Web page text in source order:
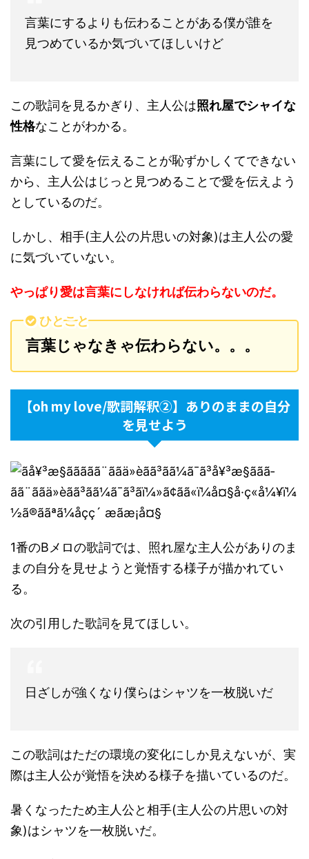
言葉にするよりも伝わることがある僕が誰を
見つめているか気づいてほしいけど
この歌詞を見るかぎり、主人公は照れ屋でシャイな
性格なことがわかる。
言葉にして愛を伝えることが恥ずかしくてできない
から、主人公はじっと見つめることで愛を伝えよう
としているのだ。
しかし、相手(主人公の片思いの対象)は主人公の愛
に気づいていない。
やっぱり愛は言葉にしなければ伝わらないのだ。
ひとこと
言葉じゃなきゃ伝わらない。。。
【oh my love/歌詞解釈②】ありのままの自分
を見せよう
1番のBメロの歌詞では、照れ屋な主人公がありのま
まの自分を見せようと覚悟する様子が描かれてい
る。
次の引用した歌詞を見てほしい。
日ざしが強くなり僕らはシャツを一枚脱いだ
この歌詞はただの環境の変化にしか見えないが、実
際は主人公が覚悟を決める様子を描いているのだ。
暑くなったため主人公と相手(主人公の片思いの対
象)はシャツを一枚脱いだ。